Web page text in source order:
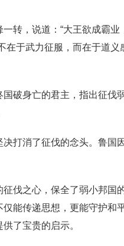
转，说道：“大王欲成霸业
在于武力征服，而在于道义
破身亡的君主，指出征伐
打消了征伐的念头。鲁国
伐之心，保全了弱小邦国
能传递思想，更能守护和
了宝贵的启示。